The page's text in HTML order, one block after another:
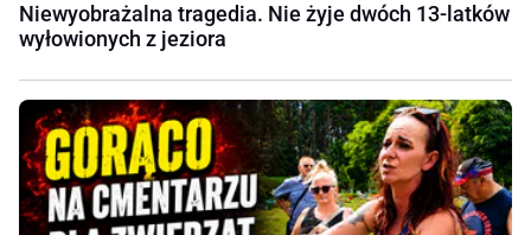
Niewyobrażalna tragedia. Nie żyje dwóch 13-latków
wyłowionych z jeziora